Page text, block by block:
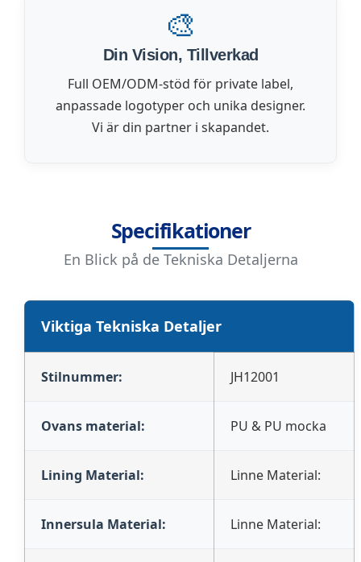
🎨
Din Vision, Tillverkad
Full OEM/ODM-stöd för private label,
anpassade logotyper och unika designer.
Vi är din partner i skapandet.
Specifikationer
En Blick på de Tekniska Detaljerna
Viktiga Tekniska Detaljer
Stilnummer: JH12001
Ovans material: PU & PU mocka
Lining Material: Linne Material:
Innersula Material: Linne Material: